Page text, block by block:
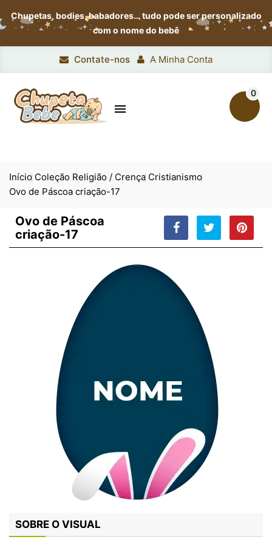
Chupetas, bodies, babadores…tudo pode ser personalizado
com o nome do bebê
Contate-nos A Minha Conta

0
Início Coleção Religião / Crença Cristianismo
Ovo de Páscoa criação-17
Ovo de Páscoa
criação-17
SOBRE O VISUAL